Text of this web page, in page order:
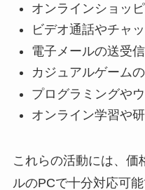
オンラインショッ
ビデオ通話やチャ
電子メールの送受信
カジュアルゲーム
プログラミングや
オンライン学習や
これらの活動には、価
ルのPCで十分対応可